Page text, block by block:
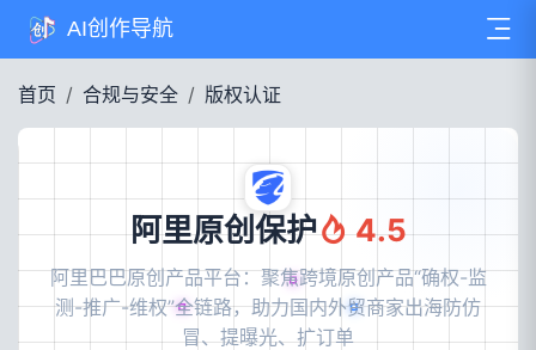
AI创作导航
首页 合规与安全 版权认证
阿里原创保护 4.5
阿里巴巴原创产品平台：聚焦跨境原创产品“确权-监
测-推广-维权”全链路，助力国内外贸商家出海防仿
冒、提曝光、扩订单